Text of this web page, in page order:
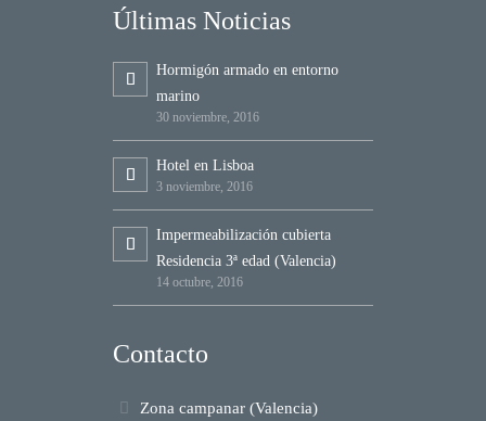
Últimas Noticias
Hormigón armado en entorno
marino
30 noviembre, 2016
Hotel en Lisboa
3 noviembre, 2016
Impermeabilización cubierta
Residencia 3ª edad (Valencia)
14 octubre, 2016
Contacto
Zona campanar (Valencia)